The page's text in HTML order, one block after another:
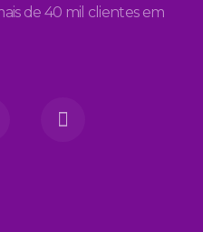
de 40 mil clientes em